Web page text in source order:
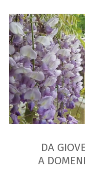
DA
A